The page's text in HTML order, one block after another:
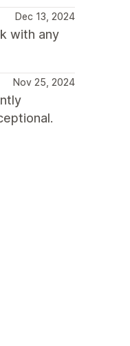
Dec 13, 2024
with any
Nov 25, 2024